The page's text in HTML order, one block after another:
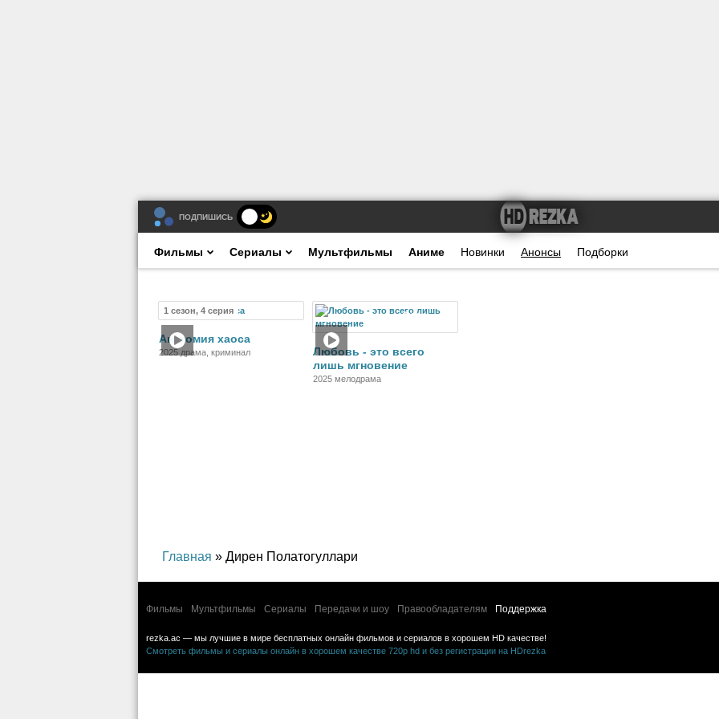
ПОДПИШИСЬ
Фильмы Сериалы Мультфильмы Аниме Новинки Анонсы Подборки
1 сезон, 4 серия Сериал
Анатомия хаоса
2025 драма, криминал
Фильм
Любовь - это всего
лишь мгновение
2025 мелодрама
Главная » Дирен Полатогуллари
Фильмы Мультфильмы Сериалы Передачи и шоу Правообладателям Поддержка
rezka.ac — мы лучшие в мире бесплатных онлайн фильмов и сериалов в хорошем HD качестве!
Смотреть фильмы и сериалы онлайн в хорошем качестве 720p hd и без регистрации на HDrezka